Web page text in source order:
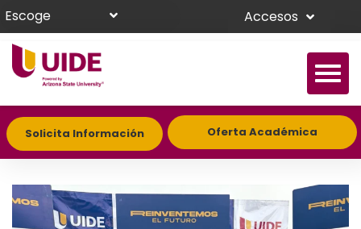
Escoge Accesos
Solicita Información Oferta Académica